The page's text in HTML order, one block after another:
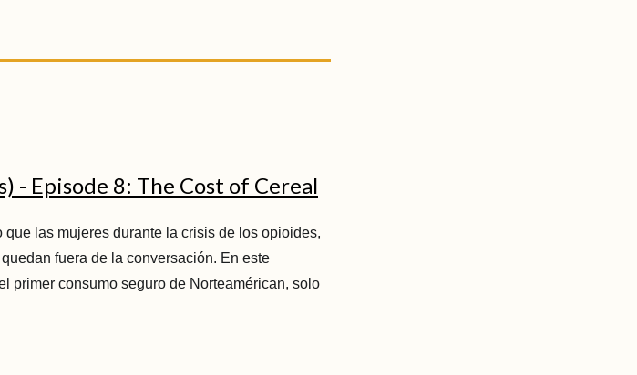
- Episode 8: The Cost of Cereal
que las mujeres durante la crisis de los opioides,
fuera de la conversación. En este
primer consumo seguro de Norteamérican, solo